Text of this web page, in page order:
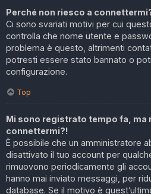
Perché non riesco a
Ci sono svariati motivi per cui
controlla che nome utente e
problema è questo, altrimenti
potresti essere stato bannato o
configurazione.
Top
Mi sono registrato tempo fa, ma
connettermi?!
È possibile che un amministratore
disattivato il tuo account per
rimuovono periodicamente gli
hanno mai inviato messaggi, per
database. Se il motivo è